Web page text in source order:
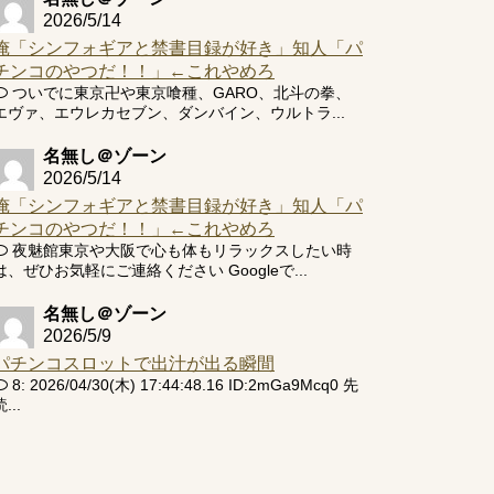
2026/5/14
「シンフォギアと禁書目録が好き」知人「パ
ンコのやつだ！！」←これやめろ
ついでに東京卍や東京喰種、GARO、北斗の拳、
ヴァ、エウレカセブン、ダンバイン、ウルトラ...
名無し＠ゾーン
2026/5/14
「シンフォギアと禁書目録が好き」知人「パ
ンコのやつだ！！」←これやめろ
夜魅館東京や大阪で心も体もリラックスしたい時
、ぜひお気軽にご連絡ください Googleで...
名無し＠ゾーン
2026/5/9
チンコスロットで出汁が出る瞬間
8: 2026/04/30(木) 17:44:48.16 ID:2mGa9Mcq0 先
...